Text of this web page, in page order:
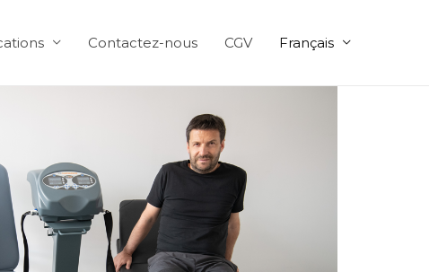
Contactez-nous CGV Français